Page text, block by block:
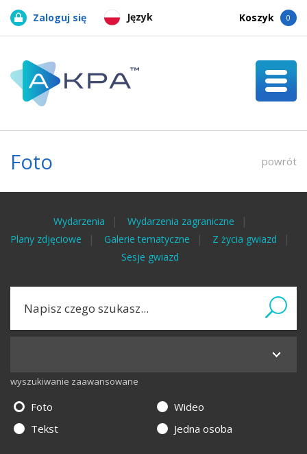
Język
Zaloguj się Koszyk 0
Foto powrót
Wydarzenia
Wydarzenia zagraniczne
Plany zdjęciowe
Galerie tematyczne
Z życia gwiazd
Sesje gwiazd
wyszukiwanie zaawansowane
Foto
Wideo
Tekst
Jedna osoba